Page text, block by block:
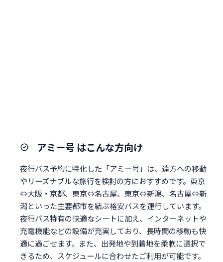
アミー号 はこんな方向け
夜行バス予約に特化した「アミー号」は、遠方への移動
やリーズナブルな旅行を検討の方におすすめです。東京
⇔大阪・京都、東京⇔名古屋、東京⇔新潟、名古屋⇔新
潟といった主要都市を結ぶ格安バスを運行しています。
夜行バス特有の快適なシートに加え、インターネットや
充電機能などの設備が充実しており、長時間の移動も快
適に過ごせます。また、出発地や到着地を柔軟に選択で
きるため、スケジュールに合わせたご利用が可能です。